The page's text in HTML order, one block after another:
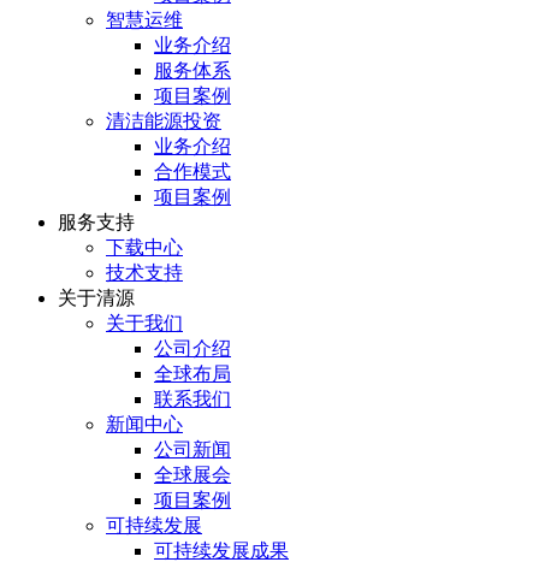
智慧运维
业务介绍
服务体系
项目案例
清洁能源投资
业务介绍
合作模式
项目案例
服务⽀持
下载中心
技术支持
关于清源
关于我们
公司介绍
全球布局
联系我们
新闻中心
公司新闻
全球展会
项目案例
可持续发展
可持续发展成果